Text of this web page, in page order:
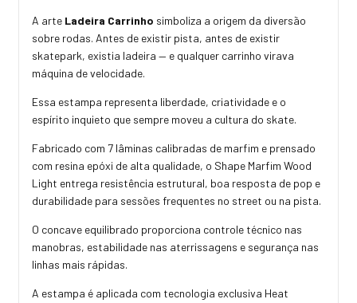
A arte Ladeira Carrinho simboliza a origem da diversão
sobre rodas. Antes de existir pista, antes de existir
skatepark, existia ladeira — e qualquer carrinho virava
máquina de velocidade.
Essa estampa representa liberdade, criatividade e o
espírito inquieto que sempre moveu a cultura do skate.
Fabricado com 7 lâminas calibradas de marfim e prensado
com resina epóxi de alta qualidade, o Shape Marfim Wood
Light entrega resistência estrutural, boa resposta de pop e
durabilidade para sessões frequentes no street ou na pista.
O concave equilibrado proporciona controle técnico nas
manobras, estabilidade nas aterrissagens e segurança nas
linhas mais rápidas.
A estampa é aplicada com tecnologia exclusiva Heat